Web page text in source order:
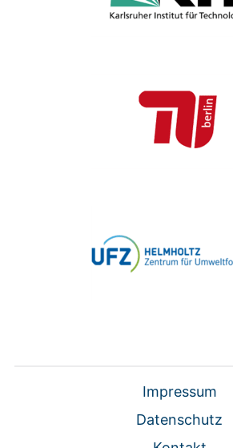
Impressum
Datenschutz